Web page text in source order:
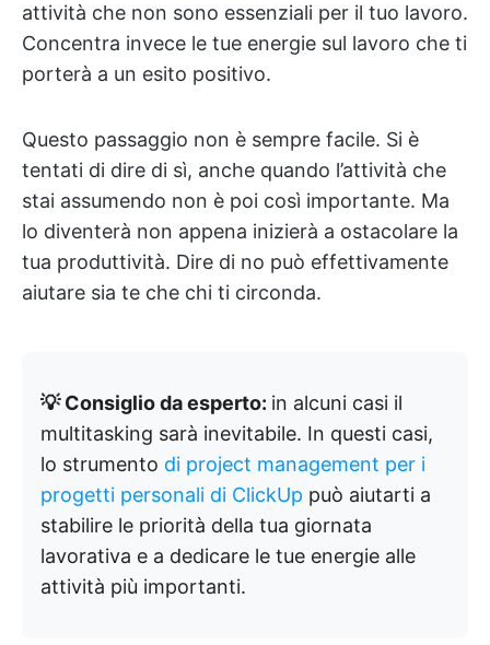
attività che non sono essenziali per il tuo lavoro.
Concentra invece le tue energie sul lavoro che ti
porterà a un esito positivo.
Questo passaggio non è sempre facile. Si è
tentati di dire di sì, anche quando l’attività che
stai assumendo non è poi così importante. Ma
lo diventerà non appena inizierà a ostacolare la
tua produttività. Dire di no può effettivamente
aiutare sia te che chi ti circonda.
💡 Consiglio da esperto: in alcuni casi il
multitasking sarà inevitabile. In questi casi,
lo strumento di project management per i
progetti personali di ClickUp può aiutarti a
stabilire le priorità della tua giornata
lavorativa e a dedicare le tue energie alle
attività più importanti.